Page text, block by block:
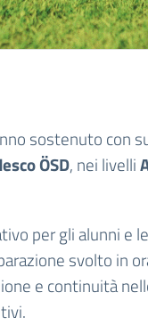
sostenuto con
ÖSD, nei livelli
per gli alunni e
svolto in
e continuità